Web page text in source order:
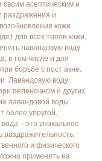
своим асептическим и
раздражения и
кожи
для всех типов кожи,
лавандовую воду
в том числе и для
борьбе с пост акне.
Лавандовую воду
пеленочном и других
лавандовой воды
более упругой,
– это уникальное
раздражительность,
и физического
применять на